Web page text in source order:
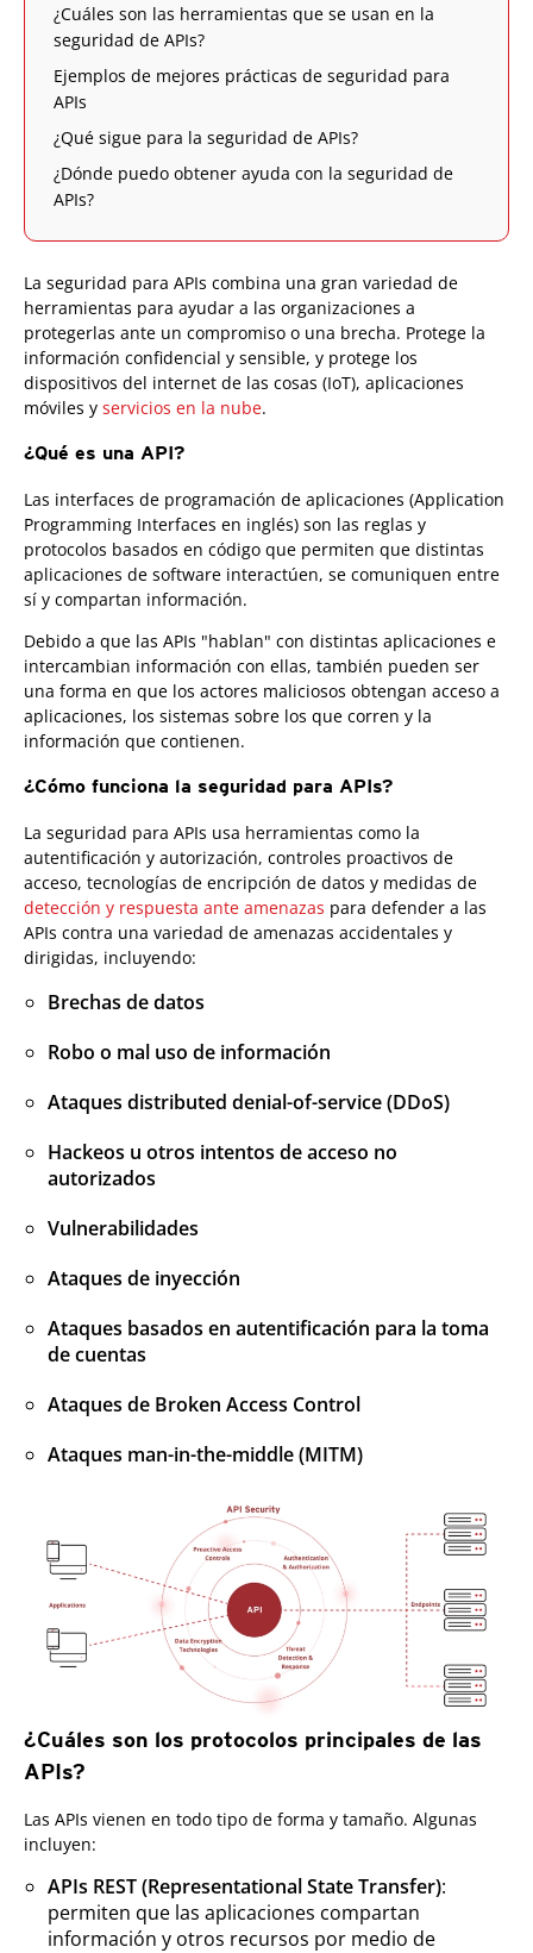
¿Cuáles son las herramientas que se usan en la
seguridad de APIs?
Ejemplos de mejores prácticas de seguridad para
APIs
¿Qué sigue para la seguridad de APIs?
¿Dónde puedo obtener ayuda con la seguridad de
APIs?
La seguridad para APIs combina una gran variedad de
herramientas para ayudar a las organizaciones a
protegerlas ante un compromiso o una brecha. Protege la
información confidencial y sensible, y protege los
dispositivos del internet de las cosas (IoT), aplicaciones
móviles y servicios en la nube.
¿Qué es una API?
Las interfaces de programación de aplicaciones (Application
Programming Interfaces en inglés) son las reglas y
protocolos basados en código que permiten que distintas
aplicaciones de software interactúen, se comuniquen entre
sí y compartan información.
Debido a que las APIs "hablan" con distintas aplicaciones e
intercambian información con ellas, también pueden ser
una forma en que los actores maliciosos obtengan acceso a
aplicaciones, los sistemas sobre los que corren y la
información que contienen.
¿Cómo funciona la seguridad para APIs?
La seguridad para APIs usa herramientas como la
autentificación y autorización, controles proactivos de
acceso, tecnologías de encripción de datos y medidas de
detección y respuesta ante amenazas para defender a las
APIs contra una variedad de amenazas accidentales y
dirigidas, incluyendo:
Brechas de datos
Robo o mal uso de información
Ataques distributed denial-of-service (DDoS)
Hackeos u otros intentos de acceso no
autorizados
Vulnerabilidades
Ataques de inyección
Ataques basados en autentificación para la toma
de cuentas
Ataques de Broken Access Control
Ataques man-in-the-middle (MITM)
¿Cuáles son los protocolos principales de las
APIs?
Las APIs vienen en todo tipo de forma y tamaño. Algunas
incluyen:
APIs REST (Representational State Transfer):
permiten que las aplicaciones compartan
información y otros recursos por medio de